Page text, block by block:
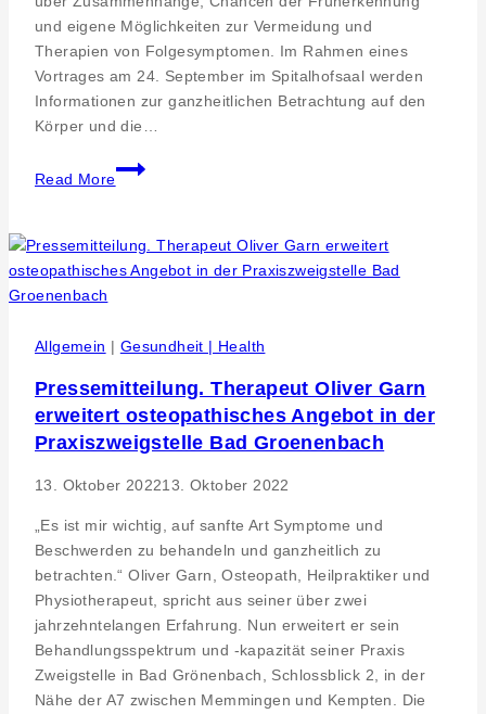
und eigene Möglichkeiten zur Vermeidung und
Therapien von Folgesymptomen. Im Rahmen eines
Vortrages am 24. September im Spitalhofsaal werden
Informationen zur ganzheitlichen Betrachtung auf den
Körper und die…
Read More
Reutlingen
am
September
2024-
versteckte
von
den
Füßen
zu
Zähnen“
Allgemein | Gesundheit | Health
Pressemitteilung. Therapeut Oliver Garn
erweitert osteopathisches Angebot in der
Praxiszweigstelle Bad Groenenbach
13. Oktober 202213. Oktober 2022
„Es ist mir wichtig, auf sanfte Art Symptome und
Beschwerden zu behandeln und ganzheitlich zu
betrachten.“ Oliver Garn, Osteopath, Heilpraktiker und
Physiotherapeut, spricht aus seiner über zwei
jahrzehntelangen Erfahrung. Nun erweitert er sein
Behandlungsspektrum und -kapazität seiner Praxis
Zweigstelle in Bad Grönenbach, Schlossblick 2, in der
Nähe der A7 zwischen Memmingen und Kempten. Die